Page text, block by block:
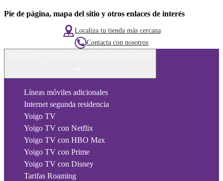
Pie de página, mapa del sitio y otros enlaces de interés
Localiza tu tienda más cercana
Contacta con nosotros
Líneas móviles adicionales
Internet segunda residencia
Yoigo TV
Yoigo TV con Netflix
Yoigo TV con HBO Max
Yoigo TV con Prime
Yoigo TV con Disney
Tarifas Roaming